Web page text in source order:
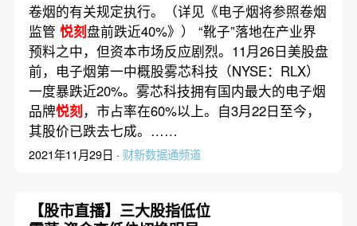
卷烟的有关规定执行。（详见《电子烟将参照卷烟
监管 悦刻盘前跌近40%》） “靴子”落地在产业界
预料之中，但资本市场反应剧烈。11月26日美股盘
前，电子烟第一中概股雾芯科技（NYSE：RLX）
一度暴跌近20%。雾芯科技拥有国内最大的电子烟
品牌悦刻，市占率在60%以上。自3月22日至今，
其股价已跌去七成。……
2021年11月29日 · 财新数据通频道
【股市直播】三大股指低位